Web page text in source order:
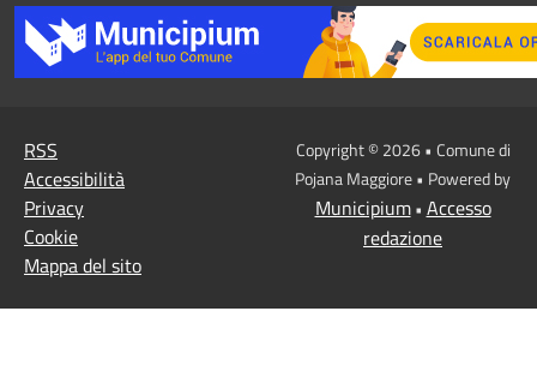
RSS
Accessibilità
Privacy
Cookie
Mappa del sito
Copyright © 2026 • Comune di
Pojana Maggiore • Powered by
Municipium• Accesso
redazione